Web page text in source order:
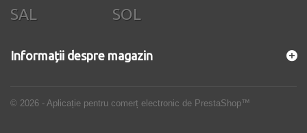
© 2026 - Aplicație pentru comerț electronic de PrestaShop™
SAL SOL
Informații despre magazin